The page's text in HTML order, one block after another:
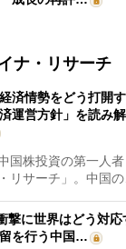
ナ・リサーチ
済情勢をどう打開
運営方針」を読み
国株投資の第一人
リサーチ」。中国の
撃に世界はどう対
を行う中国…